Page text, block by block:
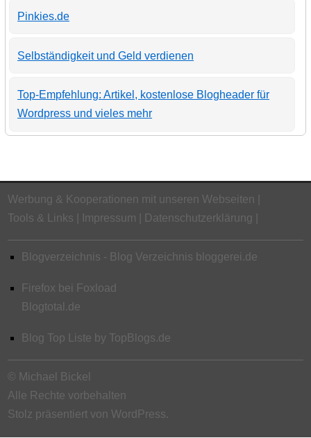
Pinkies.de
Selbständigkeit und Geld verdienen
Top-Empfehlung: Artikel, kostenlose Blogheader für
Wordpress und vieles mehr
Werbung & Kooperationen mit unseren Webseiten
Tools & Links
Impressum Datenschutzerklärung
Blogverzeichnis - Blog Verzeichnis bloggerei.de
Firefox bei Foxload
Blogtotal.de
Blog Top Liste by TopBlogs.de
© Michael Bickel
Alle Rechte vorbehalten
Stolz präsentiert von WordPress.